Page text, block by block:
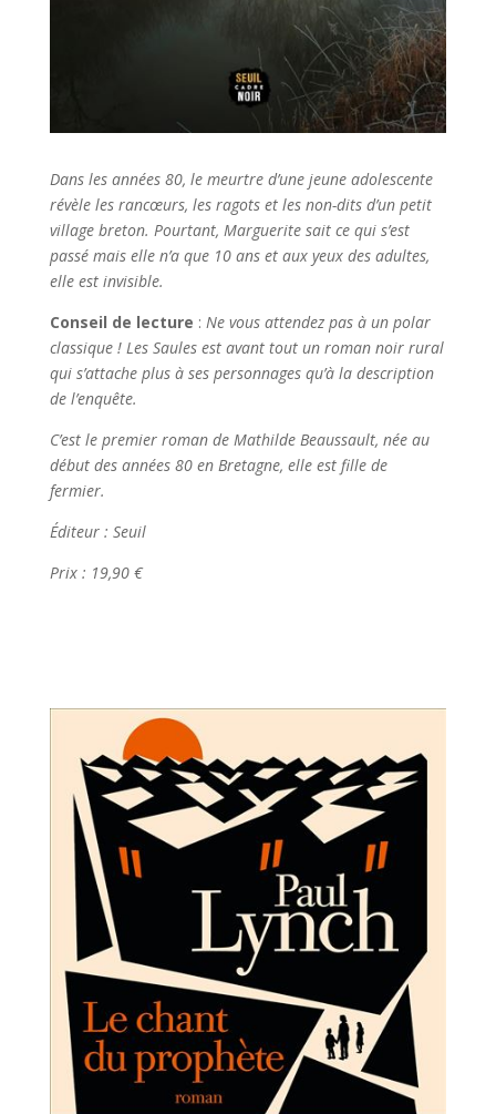
Dans les années 80, le meurtre d’une jeune adolescente
révèle les rancœurs, les ragots et les non-dits d’un petit
village breton. Pourtant, Marguerite sait ce qui s’est
passé mais elle n’a que 10 ans et aux yeux des adultes,
elle est invisible.
Conseil de lecture : Ne vous attendez pas à un polar
classique ! Les Saules est avant tout un roman noir rural
qui s’attache plus à ses personnages qu’à la description
de l’enquête.
C’est le premier roman de Mathilde Beaussault, née au
début des années 80 en Bretagne, elle est fille de
fermier.
Éditeur : Seuil
Prix : 19,90 €